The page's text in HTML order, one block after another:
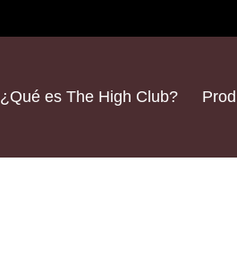
¿Qué es The High Club?